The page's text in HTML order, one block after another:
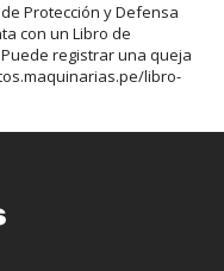
Protección y Defensa
con un Libro de
registrar una queja
libro-